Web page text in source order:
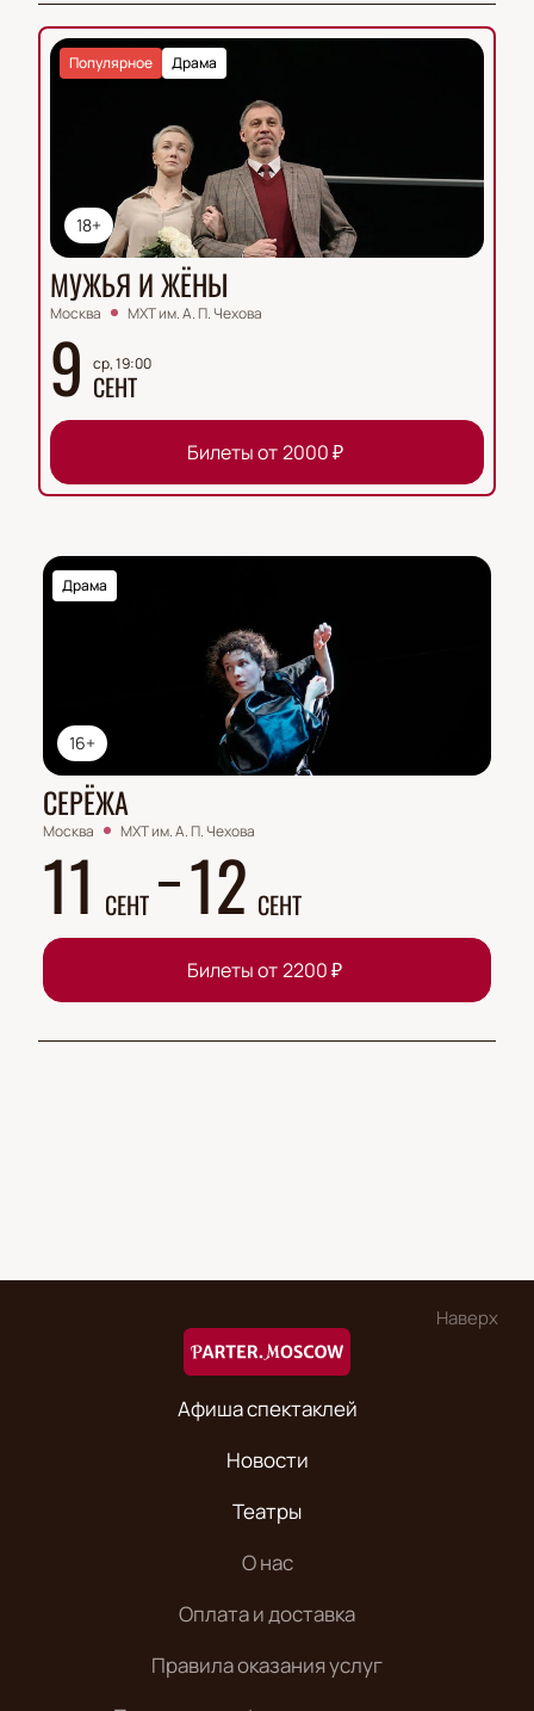
18+
Драма
Популярное
МУЖЬЯ И ЖЁНЫ
Москва МХТ им. А. П. Чехова
9 ср, 19:00
СЕНТ
Билеты от 2000₽
16+
Драма
СЕРЁЖА
Москва МХТ им. А. П. Чехова
11 СЕНТ 12 СЕНТ
Билеты от2200₽
Наверх
Афиша спектаклей
Новости
Театры
О нас
Оплата и доставка
Правила оказания услуг